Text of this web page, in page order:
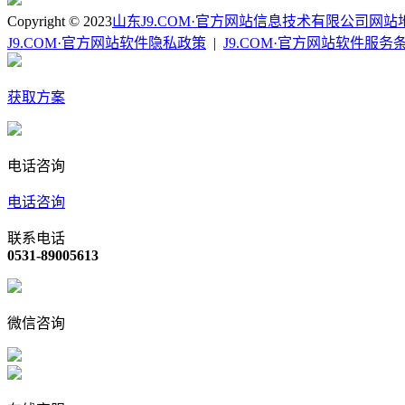
Copyright © 2023山东J9.COM·官方网站信息技术有限公司 网站
J9.COM·官方网站软件隐私政策
J9.COM·官方网站软件服务
获取方案
电话咨询
电话咨询
联系电话
0531-89005613
微信咨询